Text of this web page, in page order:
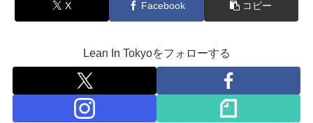
X Facebook コピー
Lean In Tokyoをフォローする